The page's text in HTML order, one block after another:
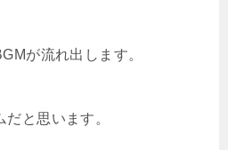
が流れ出します。
と思います。